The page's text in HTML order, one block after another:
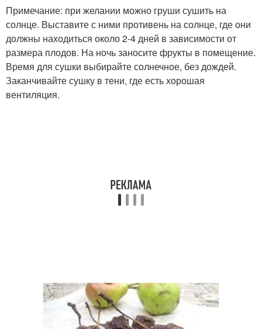
Примечание: при желании можно груши сушить на
солнце. Выставите с ними противень на солнце, где они
должны находиться около 2-4 дней в зависимости от
размера плодов. На ночь заносите фрукты в помещение.
Время для сушки выбирайте солнечное, без дождей.
Заканчивайте сушку в тени, где есть хорошая
вентиляция.